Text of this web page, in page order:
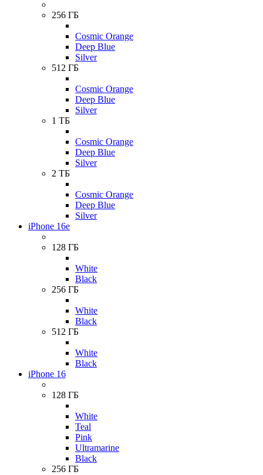
256 ГБ
Cosmic Orange
Deep Blue
Silver
512 ГБ
Cosmic Orange
Deep Blue
Silver
1 ТБ
Cosmic Orange
Deep Blue
Silver
2 ТБ
Cosmic Orange
Deep Blue
Silver
iPhone 16e
128 ГБ
White
Black
256 ГБ
White
Black
512 ГБ
White
Black
iPhone 16
128 ГБ
White
Teal
Pink
Ultramarine
Black
256 ГБ